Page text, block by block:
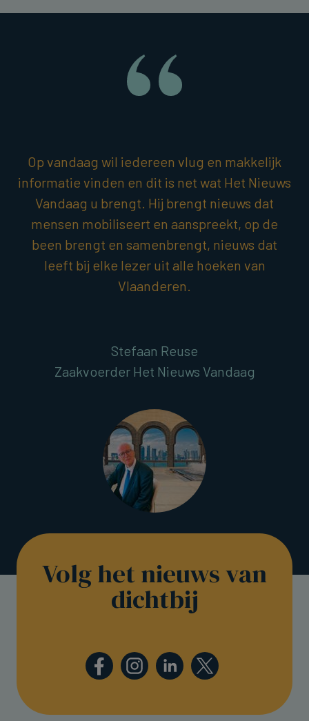
Op vandaag wil iedereen vlug en makkelijk
informatie vinden en dit is net wat Het Nieuws
Vandaag u brengt. Hij brengt nieuws dat
mensen mobiliseert en aanspreekt, op de
been brengt en samenbrengt, nieuws dat
leeft bij elke lezer uit alle hoeken van
Vlaanderen.
Stefaan Reuse
Zaakvoerder Het Nieuws Vandaag
Volg het nieuws van
dichtbij